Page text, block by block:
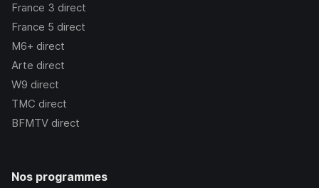
France 3 direct
France 5 direct
M6+ direct
Arte direct
W9 direct
TMC direct
BFMTV direct
Nos programmes